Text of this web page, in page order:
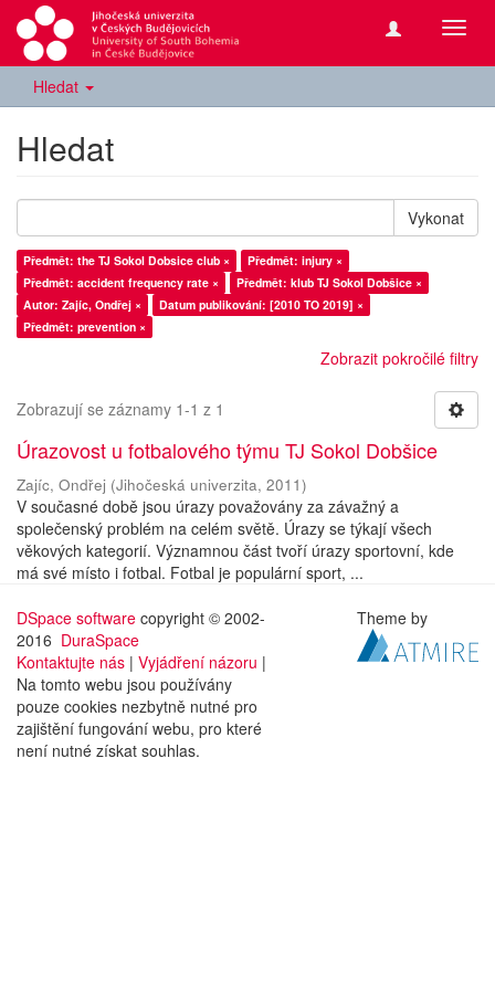
Hledat
Hledat
Vykonat
Předmět: the TJ Sokol Dobsice club ×
Předmět: injury ×
Předmět: accident frequency rate ×
Předmět: klub TJ Sokol Dobšice ×
Autor: Zajíc, Ondřej ×
Datum publikování: [2010 TO 2019] ×
Předmět: prevention ×
Zobrazit pokročilé filtry
Zobrazují se záznamy 1-1 z 1
Úrazovost u fotbalového týmu TJ Sokol Dobšice
Zajíc, Ondřej (Jihočeská univerzita, 2011)
V současné době jsou úrazy považovány za závažný a
společenský problém na celém světě. Úrazy se týkají všech
věkových kategorií. Významnou část tvoří úrazy sportovní, kde
má své místo i fotbal. Fotbal je populární sport, ...
DSpace software copyright © 2002-
2016 DuraSpace
Kontaktujte nás | Vyjádření názoru |
Na tomto webu jsou používány
pouze cookies nezbytně nutné pro
zajištění fungování webu, pro které
není nutné získat souhlas.
Theme by